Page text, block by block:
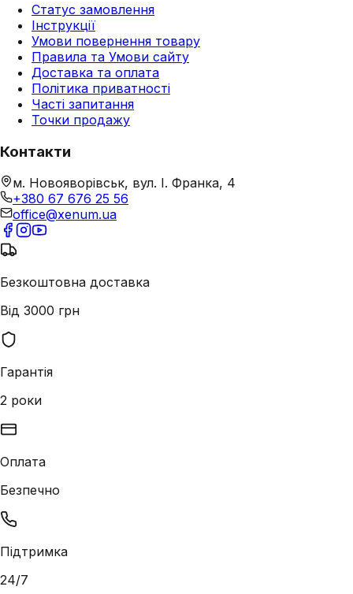
Статус замовлення
Інструкції
Умови повернення товару
Правила та Умови сайту
Доставка та оплата
Політика приватності
Часті запитання
Точки продажу
Контакти
м. Новояворівськ, вул. І. Франка, 4
+380 67 676 25 56
office@xenum.ua
Безкоштовна доставка
Від 3000 грн
Гарантія
2 роки
Оплата
Безпечно
Підтримка
24/7